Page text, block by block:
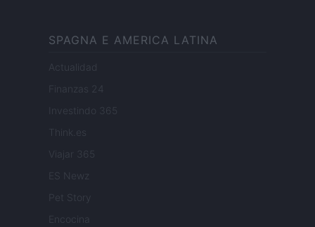
SPAGNA E AMERICA LATINA
Actualidad
Finanzas 24
Investindo 365
Think.es
Viajar 365
ES Newz
Pet Story
Encocina